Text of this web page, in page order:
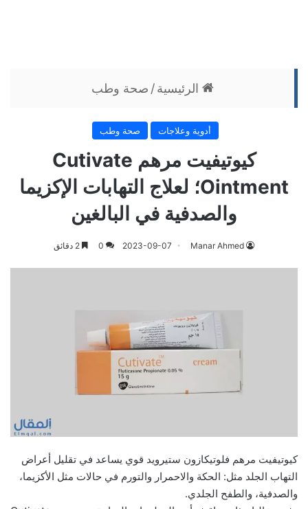
الرئيسية / صحة وطب
أدوية وعلاجات صحة وطب
كيوتيفيت مرهم Cutivate
Ointment؛ لعلاج التهابات الإكزيما
والصدفية في البالغين
Manar Ahmed
2023-09-07
0
كيوتيفيت مرهم فلوتيكازون ستيرويد قوي يساعد في تقليل أعراض
التهاب الجلد مثل: الحكة والاحمرار والتورم في حالات مثل الأكزيما،
والصدفية، والطفح الجلدي.